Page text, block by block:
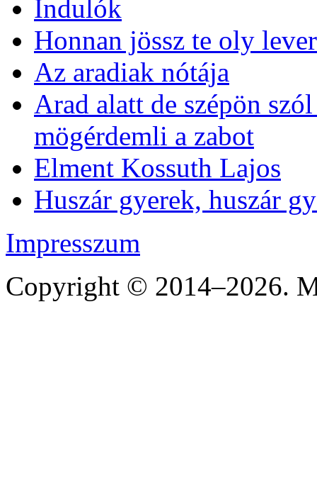
Indulók
Honnan jössz te oly
Az aradiak nótája
Arad alatt de szépön
mögérdemli a zabot
Elment Kossuth Lajos
Huszár gyerek, huszár
Impresszum
Copyright © 2014–2026.